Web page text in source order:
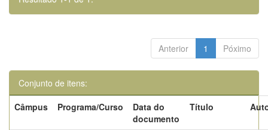
Anterior 1 Póximo
Conjunto de itens:
Câmpus
Programa/Curso
Data do
documento
Título